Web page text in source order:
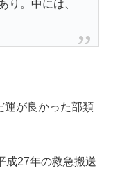
り。中には、
運が良かった部類
成27年の救急搬送